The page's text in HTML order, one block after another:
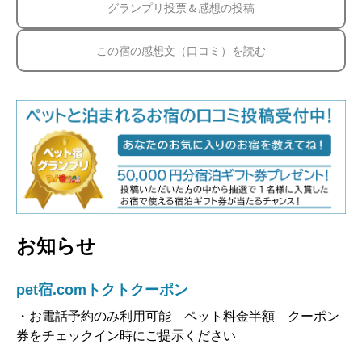
グランプリ投票＆感想の投稿
この宿の感想文（口コミ）を読む
お知らせ
pet宿.comトクトクーポン
・お電話予約のみ利用可能 ペット料金半額 クーポン
券をチェックイン時にご提示ください